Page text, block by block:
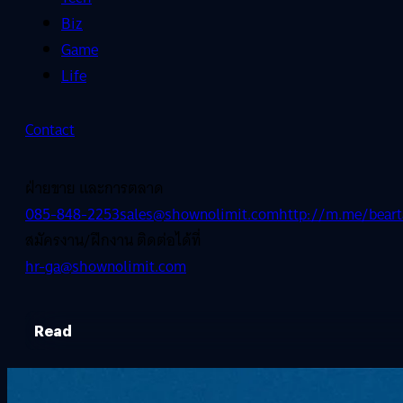
Biz
Game
Life
Contact
ฝ่ายขาย และการตลาด
085-848-2253sales@shownolimit.comhttp://m.me/
สมัครงาน/ฝึกงาน ติดต่อได้ที่
hr-ga@shownolimit.com
Read